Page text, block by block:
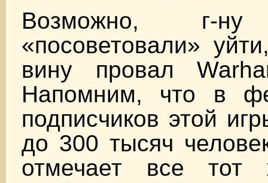
Возможно, г-ну
«посоветовали»
вину провал
Напомним, что в
подписчиков этой
до 300 тысяч
отмечает все тот